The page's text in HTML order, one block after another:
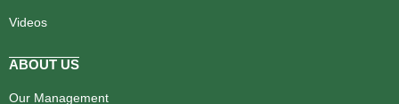
Videos
ABOUT US
Our Management